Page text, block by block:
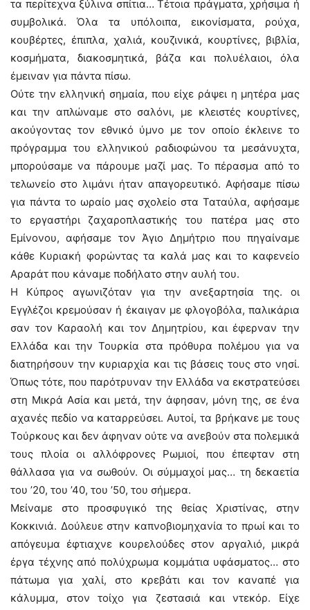
τα περίτεχνα ξύλινα σπίτια… Τέτοια πράγματα, χρήσιμα ή
συμβολικά. Όλα τα υπόλοιπα, εικονίσματα, ρούχα,
κουβέρτες, έπιπλα, χαλιά, κουζινικά, κουρτίνες, βιβλία,
κοσμήματα, διακοσμητικά, βάζα και πολυέλαιοι, όλα
έμειναν για πάντα πίσω.
Ούτε την ελληνική σημαία, που είχε ράψει η μητέρα μας
και την απλώναμε στο σαλόνι, με κλειστές κουρτίνες,
ακούγοντας τον εθνικό ύμνο με τον οποίο έκλεινε το
πρόγραμμα του ελληνικού ραδιοφώνου τα μεσάνυχτα,
μπορούσαμε να πάρουμε μαζί μας. Το πέρασμα από το
τελωνείο στο λιμάνι ήταν απαγορευτικό. Αφήσαμε πίσω
για πάντα το ωραίο μας σχολείο στα Ταταύλα, αφήσαμε
το εργαστήρι ζαχαροπλαστικής του πατέρα μας στο
Εμίνονου, αφήσαμε τον Άγιο Δημήτριο που πηγαίναμε
κάθε Κυριακή φορώντας τα καλά μας και το καφενείο
Αραράτ που κάναμε ποδήλατο στην αυλή του.
Η Κύπρος αγωνιζόταν για την ανεξαρτησία της. οι
Εγγλέζοι κρεμούσαν ή έκαιγαν με φλογοβόλα, παλικάρια
σαν τον Καραολή και τον Δημητρίου, και έφερναν την
Ελλάδα και την Τουρκία στα πρόθυρα πολέμου για να
διατηρήσουν την κυριαρχία και τις βάσεις τους στο νησί.
Όπως τότε, που παρότρυναν την Ελλάδα να εκστρατεύσει
στη Μικρά Ασία και μετά, την άφησαν, μόνη της, σε ένα
αχανές πεδίο να καταρρεύσει. Αυτοί, τα βρήκανε με τους
Τούρκους και δεν άφηναν ούτε να ανεβούν στα πολεμικά
τους πλοία οι αλλόφρονες Ρωμιοί, που έπεφταν στη
θάλλασα για να σωθούν. Οι σύμμαχοί μας… τη δεκαετία
του ’20, του ’40, του ’50, του σήμερα.
Μείναμε στο προσφυγικό της θείας Χριστίνας, στην
Κοκκινιά. Δούλευε στην καπνοβιομηχανία το πρωί και το
απόγευμα έφτιαχνε κουρελούδες στον αργαλιό, μικρά
έργα τέχνης από πολύχρωμα κομμάτια υφάσματος… στο
πάτωμα για χαλί, στο κρεβάτι και τον καναπέ για
κάλυμμα, στον τοίχο για ζεστασιά και ντεκόρ. Είχε